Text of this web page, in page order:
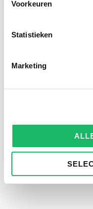
Voorkeuren
Statistieken
Marketing